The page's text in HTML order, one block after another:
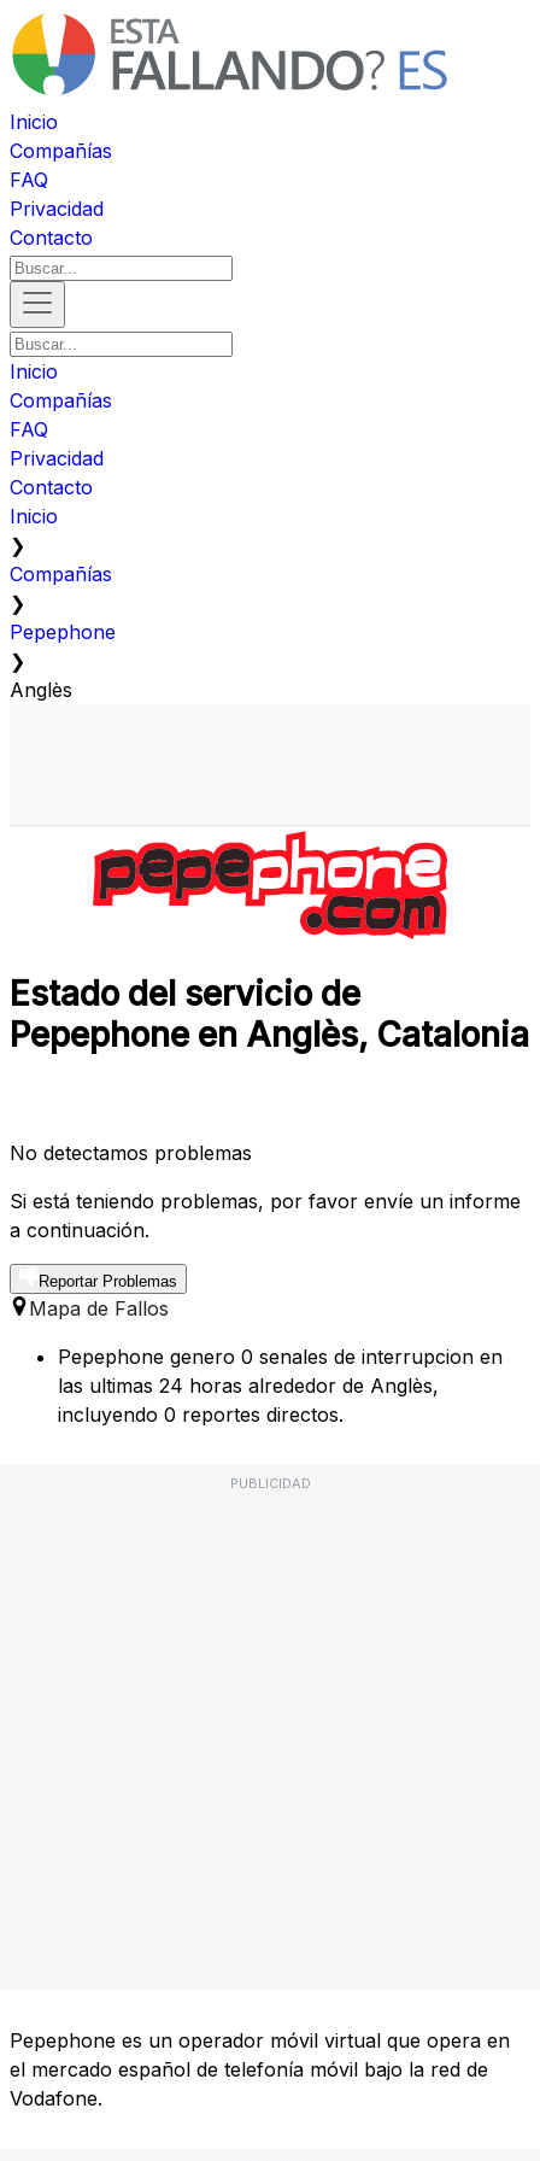
Inicio
Compañías
FAQ
Privacidad
Contacto
Inicio
Compañías
FAQ
Privacidad
Contacto
Inicio
❯
Compañías
❯
Pepephone
❯
Anglès
Estado del servicio de
Pepephone en Anglès, Catalonia
No detectamos problemas
Si está teniendo problemas, por favor envíe un informe
a continuación.
Reportar Problemas
Mapa de Fallos
Pepephone genero 0 senales de interrupcion en
las ultimas 24 horas alrededor de Anglès,
incluyendo 0 reportes directos.
PUBLICIDAD
Pepephone es un operador móvil virtual que opera en
el mercado español de telefonía móvil bajo la red de
Vodafone.